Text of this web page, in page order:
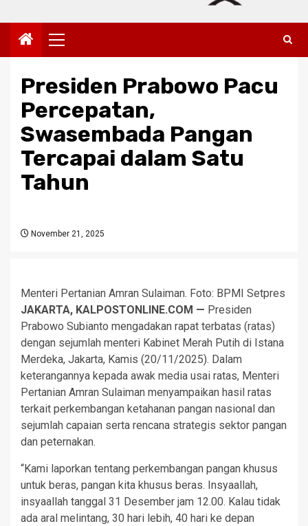
Primary
Menu
Presiden Prabowo Pacu
Percepatan,
Swasembada Pangan
Tercapai dalam Satu
Tahun
November 21, 2025
Menteri Pertanian Amran Sulaiman. Foto: BPMI Setpres
JAKARTA, KALPOSTONLINE.COM — Presiden
Prabowo Subianto mengadakan rapat terbatas (ratas)
dengan sejumlah menteri Kabinet Merah Putih di Istana
Merdeka, Jakarta, Kamis (20/11/2025). Dalam
keterangannya kepada awak media usai ratas, Menteri
Pertanian Amran Sulaiman menyampaikan hasil ratas
terkait perkembangan ketahanan pangan nasional dan
sejumlah capaian serta rencana strategis sektor pangan
dan peternakan.
“Kami laporkan tentang perkembangan pangan khusus
untuk beras, pangan kita khusus beras. Insyaallah,
insyaallah tanggal 31 Desember jam 12.00. Kalau tidak
ada aral melintang, 30 hari lebih, 40 hari ke depan